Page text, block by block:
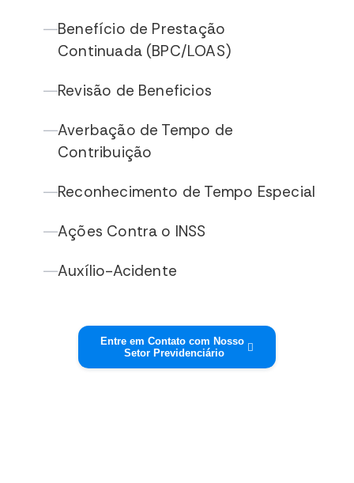
—Benefício de Prestação
Continuada (BPC/LOAS)
—Revisão de Beneficios
—Averbação de Tempo de
Contribuição
—Reconhecimento de Tempo Especial
—Ações Contra o INSS
—Auxílio-Acidente
Entre em Contato com Nosso
Setor Previdenciário